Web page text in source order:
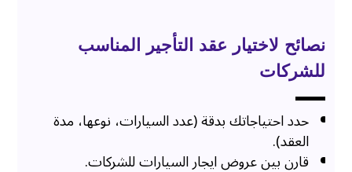
نصائح لاختيار عقد التأجير المناسب
للشركات
حدد احتياجاتك بدقة (عدد السيارات، نوعها، مدة
العقد).
قارن بين عروض ايجار السيارات للشركات.